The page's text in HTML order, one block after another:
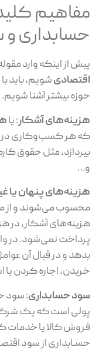
مفاهیم
حسابداری
پیش از اینکه وارد
اقتصادیشویم، باید
حوزه بیشتر آشنا شویم.
هزینه‌های آشکار: یا
که هر کسب‌و‌کاری در
بپردازد، مثل حقوق
و…
هزینه‌های پنهان یا
محسوب می‌شوند و از
هزینه‌های آشکار، در
پرداخت نمی‌شود. در
بدهد و در قبال آن
خریدن، اجاره کردن
سود حسابداری: سود
پولی است که یک
فروش کالا یا
حسـابداری از سود